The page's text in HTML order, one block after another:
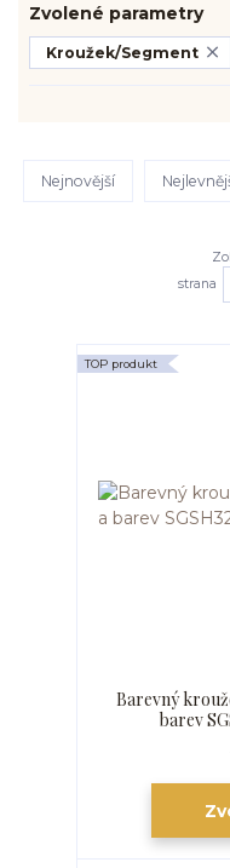
Zvolené parametry
Kroužek/Segment
Nejnovější
strana
TOP produkt
Barevný
barev